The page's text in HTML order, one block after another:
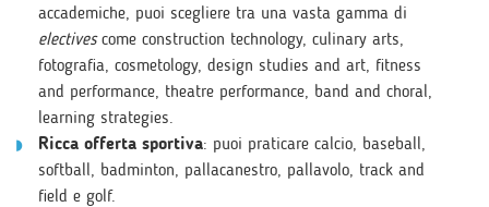
accademiche, puoi scegliere tra una vasta gamma di
electivescome construction technology, culinary arts,
fotografia, cosmetology, design studies and art, fitness
and performance, theatre performance, band and choral,
learning strategies.
Ricca offerta sportiva: puoi praticare calcio, baseball,
softball, badminton, pallacanestro, pallavolo, track and
field e golf.